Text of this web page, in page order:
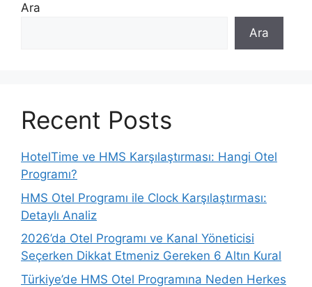
Ara
Ara
Recent Posts
HotelTime ve HMS Karşılaştırması: Hangi Otel
Programı?
HMS Otel Programı ile Clock Karşılaştırması:
Detaylı Analiz
2026’da Otel Programı ve Kanal Yöneticisi
Seçerken Dikkat Etmeniz Gereken 6 Altın Kural
Türkiye’de HMS Otel Programına Neden Herkes